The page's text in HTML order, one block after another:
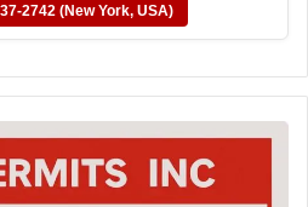
2742 (New York, USA)